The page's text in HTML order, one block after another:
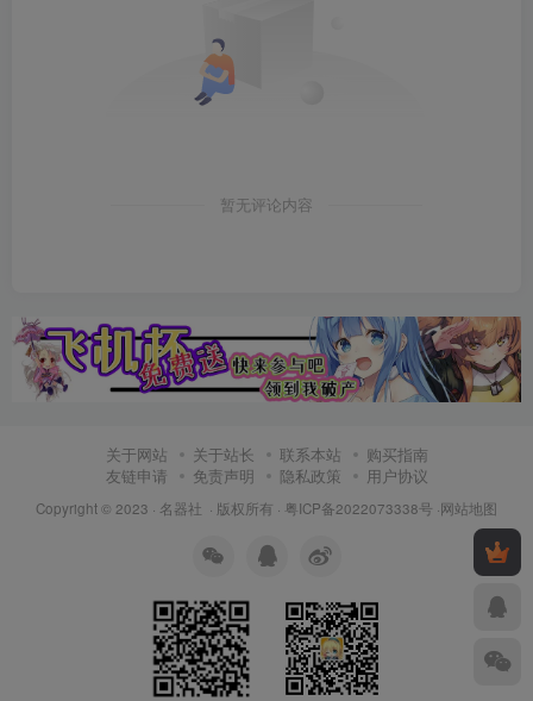
暂无评论内容
关于网站 关于站长 联系本站
购买指南
友链申请
免责声明 隐私政策 用户协议
Copyright © 2023 · 名器社 · 版权所有 · 粤ICP备2022073338号 ·网站地图